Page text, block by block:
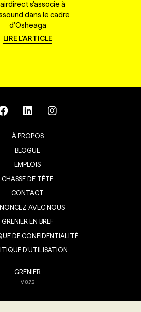
s'associe à
dans le cadre
d'Osheaga
LIRE L'ARTICLE
À PROPOS
BLOGUE
EMPLOIS
CHASSE DE TÊTE
CONTACT
AVEC NOUS
GRENIER EN BREF
DE CONFIDENTIALITÉ
D’UTILISATION
GRENIER
V8.7.2